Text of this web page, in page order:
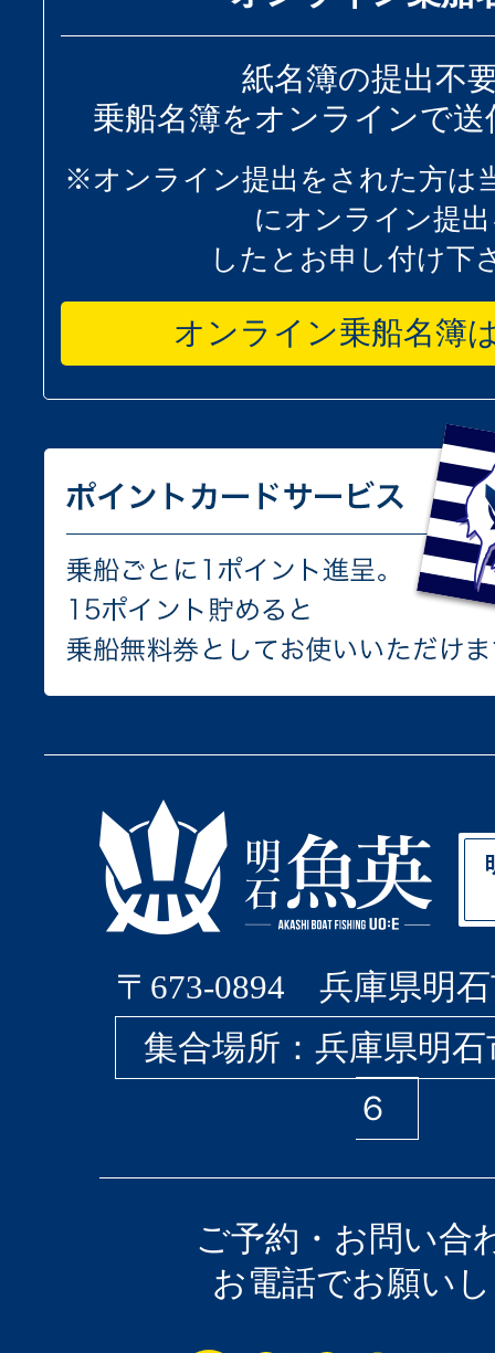
紙名簿の提出不
乗船名簿をオンラインで
※オンライン提出をされた方は
にオンライン提
したとお申し付け下
オンライン乗船名簿
〒673-0894 兵庫県明石
集合場所：兵庫県明
６
ご予約・お問い合
お電話でお願い